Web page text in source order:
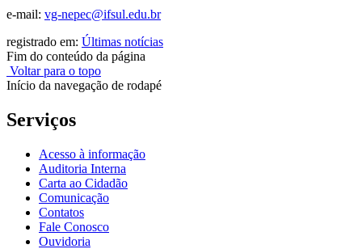
e-mail: vg-nepec@ifsul.edu.br
registrado em: Últimas notícias
Fim do conteúdo da página
Voltar para o topo
Início da navegação de rodapé
Serviços
Acesso à informação
Auditoria Interna
Carta ao Cidadão
Comunicação
Contatos
Fale Conosco
Ouvidoria